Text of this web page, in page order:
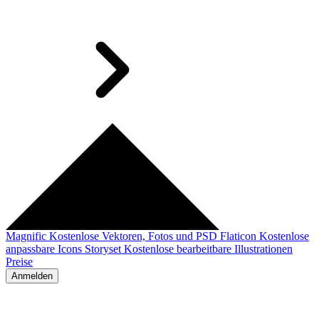
Magnific Kostenlose Vektoren, Fotos und PSD Flaticon Kostenlose
anpassbare Icons Storyset Kostenlose bearbeitbare Illustrationen
Preise
Anmelden